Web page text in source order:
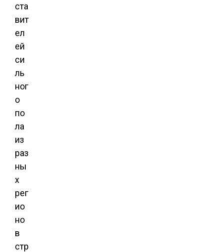
ста
вит
ел
ей
си
ль
ног
о
по
ла
из
раз
ны
х
рег
ио
но
в
стр